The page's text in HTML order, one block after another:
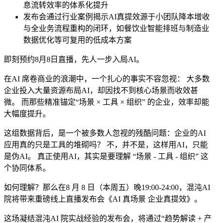
息流转效率的体系化提升
发布会通过行业案例揭示AI真提效源于小团队降本增收
与全业务流程重构的闭环，如餐饮业智能排班与制造业
数据优化等可复用的低成本方案
即刻预约8月8日直播，先人一步入局AI。
在AI 席卷商业的浪潮中，一个扎心的事实不容忽视： 大多数
企业投入大量资源布局AI，却因找不到核心场景而收效甚
微。 而那些精准锚定“场景 × 工具 × 组织” 的企业，效率却能
大幅度提升。
这组数据背后，是一个被多数人忽视的残酷问题：企业的AI
应用真的只是工具的堆砌吗？ 不，并不是，这样用AI，只能
是伪AI。 真正使用AI，其实是要理解 “场景 - 工具 - 组织” 这
个协同体系。
如何理解？那么在8 月 8 日（本周五）晚19:00-24:00，混沌AI
院将带来重磅线上直播发布会《AI 真场景 企业真提效》。
这场凝结混沌AI 院实战经验的发布会，将通过“趋势解读 + 产